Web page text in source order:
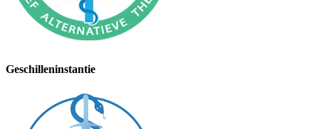
Geschilleninstantie